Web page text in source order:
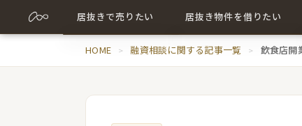
居抜きで売りたい
売却について詳しく
居抜き物件を借りたい
居抜き物件について詳しく
HOME 融資相談に関する記事一覧 飲食店開